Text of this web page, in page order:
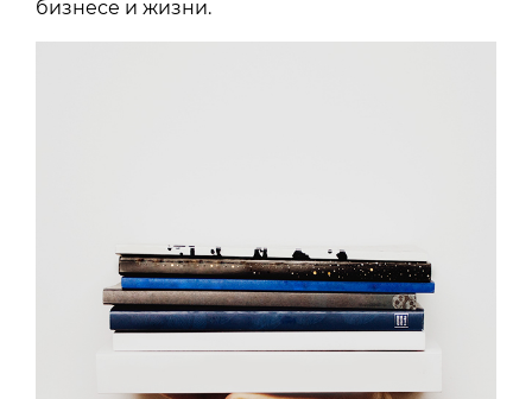
бизнесе и жизни.